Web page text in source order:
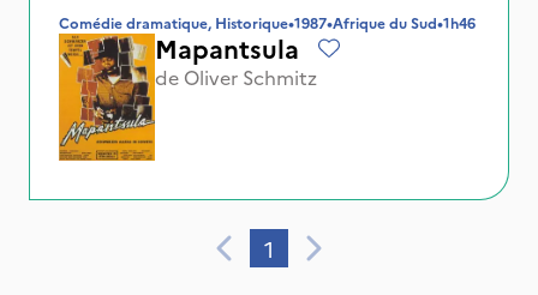
Comédie dramatique, Historique•1987•Afrique du Sud•1h46
Mapantsula
de Oliver Schmitz
1